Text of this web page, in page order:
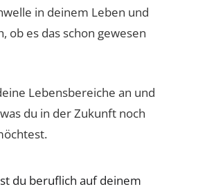
in deinem Leben und
ob es das schon gewesen
Lebensbereiche an und
du in der Zukunft noch
du beruflich auf deinem